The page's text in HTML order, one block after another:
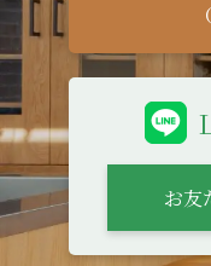
お友